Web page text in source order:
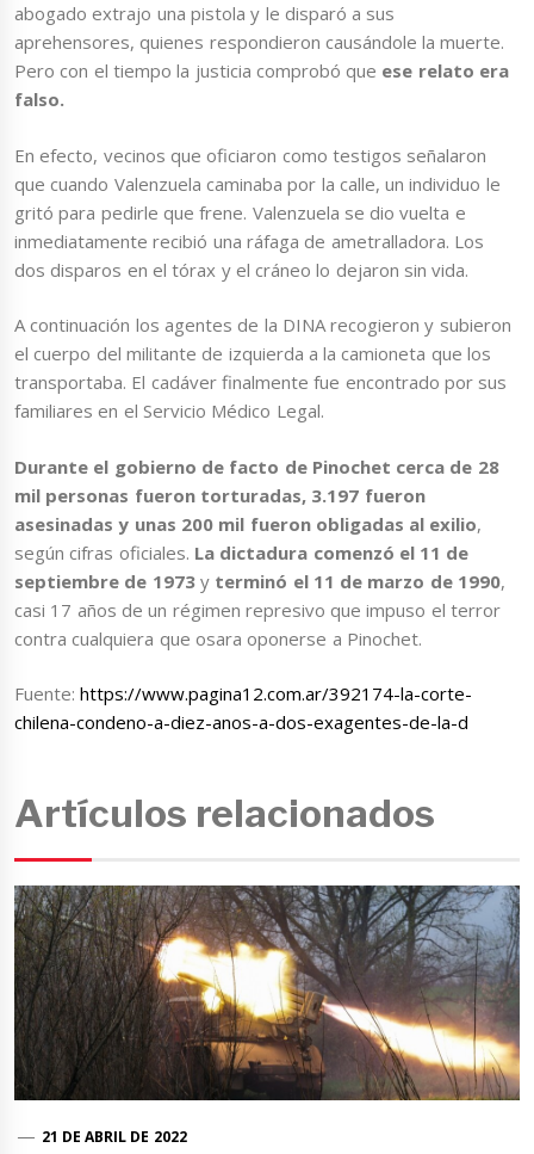
abogado extrajo una pistola y le disparó a sus
aprehensores, quienes respondieron causándole la muerte.
Pero con el tiempo la justicia comprobó que ese relato era
falso.
En efecto, vecinos que oficiaron como testigos señalaron
que cuando Valenzuela caminaba por la calle, un individuo le
gritó para pedirle que frene. Valenzuela se dio vuelta e
inmediatamente recibió una ráfaga de ametralladora. Los
dos disparos en el tórax y el cráneo lo dejaron sin vida.
A continuación los agentes de la DINA recogieron y subieron
el cuerpo del militante de izquierda a la camioneta que los
transportaba. El cadáver finalmente fue encontrado por sus
familiares en el Servicio Médico Legal.
Durante el gobierno de facto de Pinochet cerca de 28
mil personas fueron torturadas, 3.197 fueron
asesinadas y unas 200 mil fueron obligadas al exilio,
según cifras oficiales. La dictadura comenzó el 11 de
septiembre de 1973 y terminó el 11 de marzo de 1990,
casi 17 años de un régimen represivo que impuso el terror
contra cualquiera que osara oponerse a Pinochet.
Fuente:https://www.pagina12.com.ar/392174-la-corte-
chilena-condeno-a-diez-anos-a-dos-exagentes-de-la-d
Artículos relacionados
21 DE ABRIL DE 2022